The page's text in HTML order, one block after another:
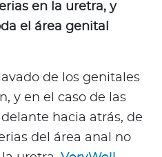
en la uretra, y
el área genital
de los genitales
y en el caso de las
hacia atrás, de
del área anal no